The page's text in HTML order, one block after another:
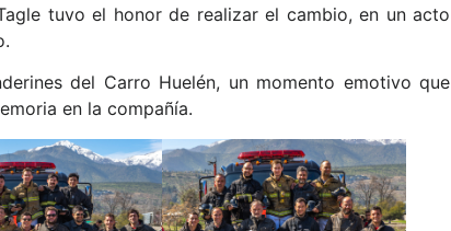
tuvo el honor de realizar el cambio, en un acto
del Carro Huelén, un momento emotivo que
en la compañía.